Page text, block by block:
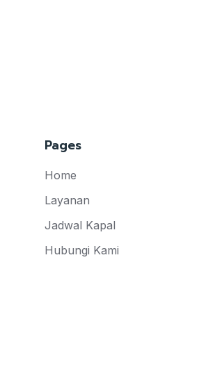
Pages
Home
Layanan
Jadwal Kapal
Hubungi Kami